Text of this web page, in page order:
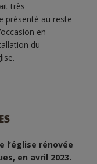
très
présenté au reste
en
du
l’église rénovée
en avril 2023.